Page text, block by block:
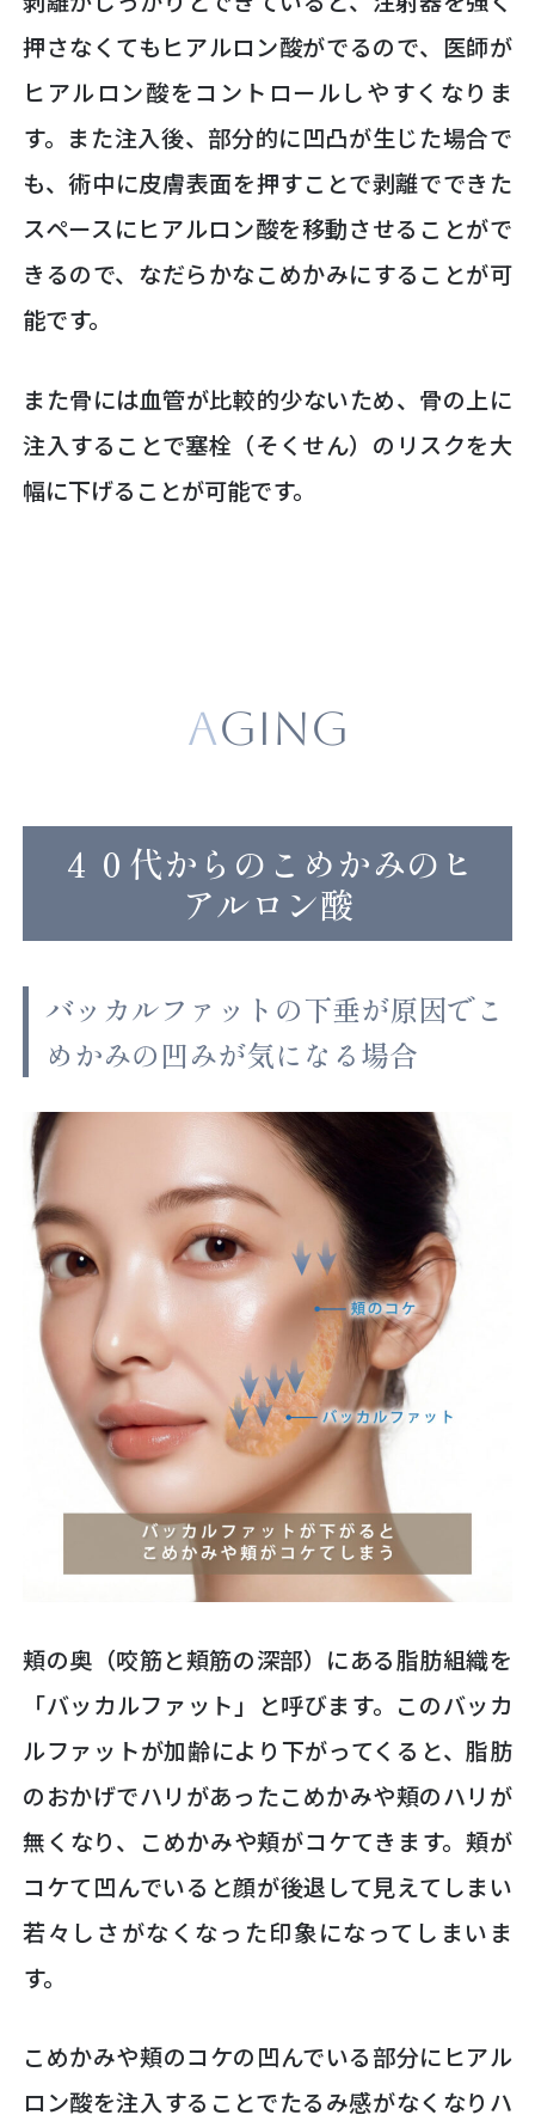
押さなくてもヒアルロン酸がでるので、医師が
ヒアルロン酸をコントロールしやすくなりま
す。また注入後、部分的に凹凸が生じた場合で
も、術中に皮膚表面を押すことで剥離でできた
スペースにヒアルロン酸を移動させることがで
きるので、なだらかなこめかみにすることが可
能です。
また骨には血管が比較的少ないため、骨の上に
注入することで塞栓（そくせん）のリスクを大
幅に下げることが可能です。
AGING
４０代からのこめかみのヒ
アルロン酸
バッカルファットの下垂が原因でこ
めかみの凹みが気になる場合
頬の奥（咬筋と頬筋の深部）にある脂肪組織を
「バッカルファット」と呼びます。このバッカ
ルファットが加齢により下がってくると、脂肪
のおかげでハリがあったこめかみや頬のハリが
無くなり、こめかみや頬がコケてきます。頬が
コケて凹んでいると顔が後退して見えてしまい
若々しさがなくなった印象になってしまいま
す。
こめかみや頬のコケの凹んでいる部分にヒアル
ロン酸を注入することでたるみ感がなくなりハ